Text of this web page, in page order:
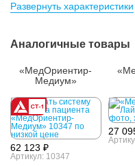
Размер (ВxШxГ):
Кол-во изделий в
1 шт.
Развернуть характеристики
Аналогичные товары
«МедОриентир-
Медиум»
62 123 ₽
Артикул: 10347
27